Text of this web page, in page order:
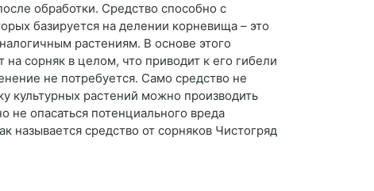
обработки. Средство способно с
базируется на делении корневища – это
растениям. В основе этого
на сорняк в целом, что приводит к его гибели
не потребуется. Само средство не
культурных растений можно производить
опасаться потенциального вреда
называется средство от сорняков Чистогряд